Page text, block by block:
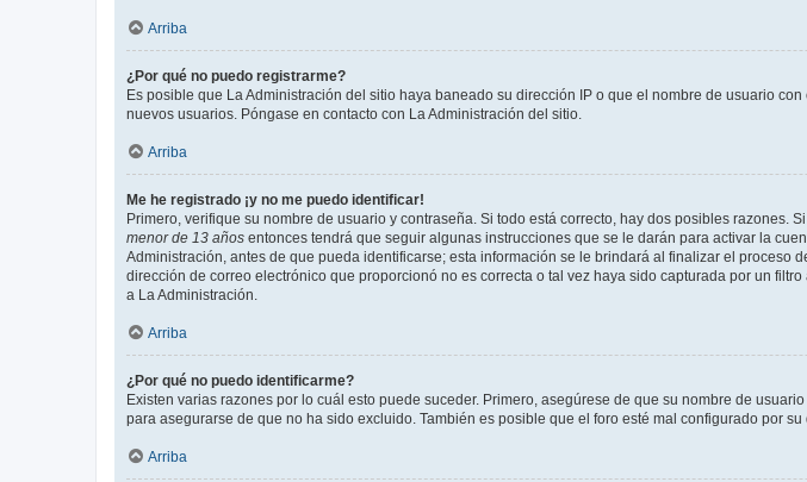
Arriba
¿Por qué no puedo registrarme?
Es posible que La Administración del sitio haya baneado su dirección IP o que el nombre de usuario
nuevos usuarios. Póngase en contacto con La Administración del sitio.
Arriba
Me he registrado ¡y no me puedo identificar!
Primero, verifique su nombre de usuario y contraseña. Si todo está correcto, hay dos posibles razones.
menor de 13 años entonces tendrá que seguir algunas instrucciones que se le darán para activar la
Administración, antes de que pueda identificarse; esta información se le brindará al finalizar el
dirección de correo electrónico que proporcionó no es correcta o tal vez haya sido capturada por un
a La Administración.
Arriba
¿Por qué no puedo identificarme?
Existen varias razones por lo cuál esto puede suceder. Primero, asegúrese de que su nombre de
para asegurarse de que no ha sido excluido. También es posible que el foro esté mal configurado por
Arriba